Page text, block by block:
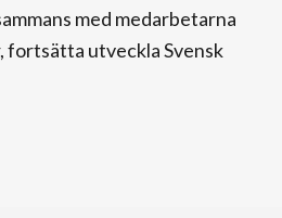
med medarbetarna
fortsätta utveckla Svensk